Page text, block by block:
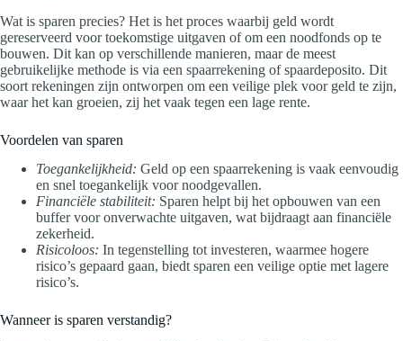
Wat is sparen precies? Het is het proces waarbij geld wordt
gereserveerd voor toekomstige uitgaven of om een noodfonds op te
bouwen. Dit kan op verschillende manieren, maar de meest
gebruikelijke methode is via een spaarrekening of spaardeposito. Dit
soort rekeningen zijn ontworpen om een veilige plek voor geld te zijn,
waar het kan groeien, zij het vaak tegen een lage rente.
Voordelen van sparen
Toegankelijkheid: Geld op een spaarrekening is vaak eenvoudig
en snel toegankelijk voor noodgevallen.
Financiële stabiliteit: Sparen helpt bij het opbouwen van een
buffer voor onverwachte uitgaven, wat bijdraagt aan financiële
zekerheid.
Risicoloos: In tegenstelling tot investeren, waarmee hogere
risico’s gepaard gaan, biedt sparen een veilige optie met lagere
risico’s.
Wanneer is sparen verstandig?